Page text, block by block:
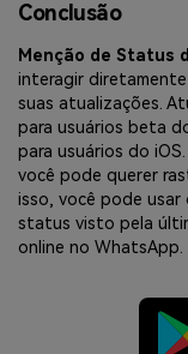
Conclusão
Menção de Status
interagir
suas atualizações.
para usuários beta
para usuários do
você pode querer
isso, você pode usar
status visto pela
online no WhatsApp.